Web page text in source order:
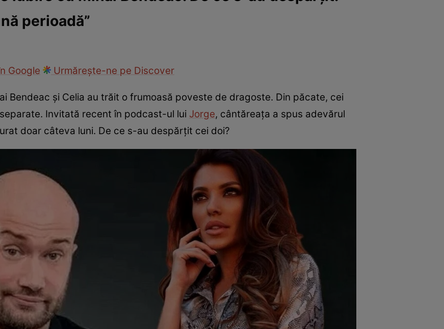
cuțiteEurovison
perioadă”
Google
Urmărește-ne pe Discover
Bendeac și Celia au trăit o frumoasă poveste de dragoste. Din păcate, cei
Invitată recent în podcast-ul lui Jorge, cântăreața a spus adevărul
doar câteva luni. De ce s-au despărțit cei doi?